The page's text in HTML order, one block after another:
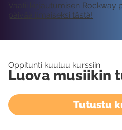
Vaatii kirjautumisen Rockway
päivää ilmaiseksi tästä!
Oppitunti kuuluu kurssiin
Luova musiikin
Tutustu